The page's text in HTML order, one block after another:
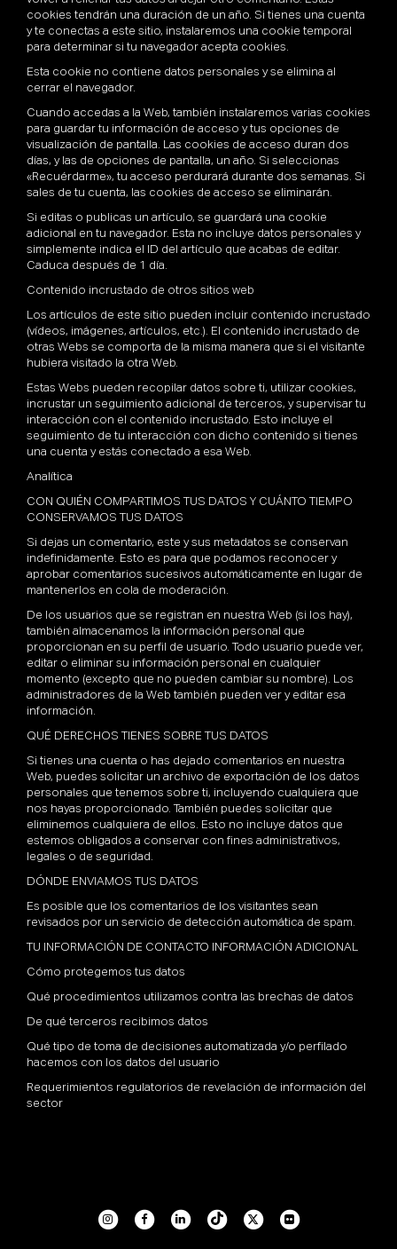
cookies tendrán una duración de un año. Si tienes una cuenta
y te conectas a este sitio, instalaremos una cookie temporal
para determinar si tu navegador acepta cookies.
Esta cookie no contiene datos personales y se elimina al
cerrar el navegador.
Cuando accedas a la Web, también instalaremos varias cookies
para guardar tu información de acceso y tus opciones de
visualización de pantalla. Las cookies de acceso duran dos
días, y las de opciones de pantalla, un año. Si seleccionas
«Recuérdarme», tu acceso perdurará durante dos semanas. Si
sales de tu cuenta, las cookies de acceso se eliminarán.
Si editas o publicas un artículo, se guardará una cookie
adicional en tu navegador. Esta no incluye datos personales y
simplemente indica el ID del artículo que acabas de editar.
Caduca después de 1 día.
Contenido incrustado de otros sitios web
Los artículos de este sitio pueden incluir contenido incrustado
(vídeos, imágenes, artículos, etc.). El contenido incrustado de
otras Webs se comporta de la misma manera que si el visitante
hubiera visitado la otra Web.
Estas Webs pueden recopilar datos sobre ti, utilizar cookies,
incrustar un seguimiento adicional de terceros, y supervisar tu
interacción con el contenido incrustado. Esto incluye el
seguimiento de tu interacción con dicho contenido si tienes
una cuenta y estás conectado a esa Web.
Analítica
CON QUIÉN COMPARTIMOS TUS DATOS Y CUÁNTO TIEMPO
CONSERVAMOS TUS DATOS
Si dejas un comentario, este y sus metadatos se conservan
indefinidamente. Esto es para que podamos reconocer y
aprobar comentarios sucesivos automáticamente en lugar de
mantenerlos en cola de moderación.
De los usuarios que se registran en nuestra Web (si los hay),
también almacenamos la información personal que
proporcionan en su perfil de usuario. Todo usuario puede ver,
editar o eliminar su información personal en cualquier
momento (excepto que no pueden cambiar su nombre). Los
administradores de la Web también pueden ver y editar esa
información.
QUÉ DERECHOS TIENES SOBRE TUS DATOS
Si tienes una cuenta o has dejado comentarios en nuestra
Web, puedes solicitar un archivo de exportación de los datos
personales que tenemos sobre ti, incluyendo cualquiera que
nos hayas proporcionado. También puedes solicitar que
eliminemos cualquiera de ellos. Esto no incluye datos que
estemos obligados a conservar con fines administrativos,
legales o de seguridad.
DÓNDE ENVIAMOS TUS DATOS
Es posible que los comentarios de los visitantes sean
revisados por un servicio de detección automática de spam.
TU INFORMACIÓN DE CONTACTO INFORMACIÓN ADICIONAL
Cómo protegemos tus datos
Qué procedimientos utilizamos contra las brechas de datos
De qué terceros recibimos datos
Qué tipo de toma de decisiones automatizada y/o perfilado
hacemos con los datos del usuario
Requerimientos regulatorios de revelación de información del
sector